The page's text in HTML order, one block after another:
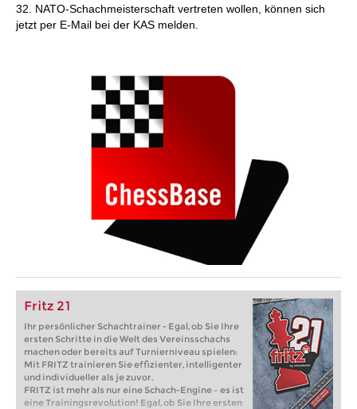
32. NATO-Schachmeisterschaft vertreten wollen, können sich
jetzt per E-Mail bei der KAS melden.
Fritz 21
Ihr persönlicher Schachtrainer - Egal, ob Sie Ihre
ersten Schritte in die Welt des Vereinsschachs
machen oder bereits auf Turnierniveau spielen:
Mit FRITZ trainieren Sie effizienter, intelligenter
und individueller als je zuvor.
FRITZ ist mehr als nur eine Schach-Engine – es ist
eine Trainingsrevolution! Egal, ob Sie Ihre ersten